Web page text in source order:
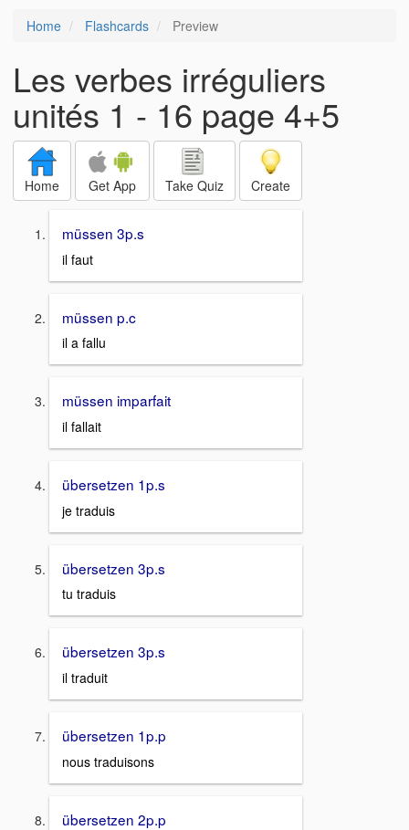
Home Flashcards Preview
Les verbes irréguliers
unités 1 - 16 page 4+5
Home Get App Take Quiz Create
müssen 3p.s
il faut
müssen p.c
il a fallu
müssen imparfait
il fallait
übersetzen 1p.s
je traduis
übersetzen 3p.s
tu traduis
übersetzen 3p.s
il traduit
übersetzen 1p.p
nous traduisons
übersetzen 2p.p